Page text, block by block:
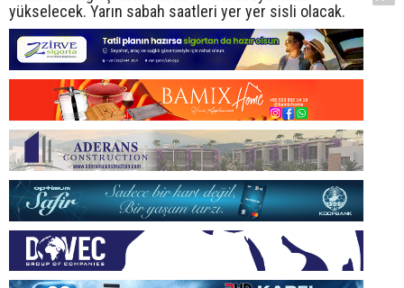
yükselecek. Yarın sabah saatleri yer yer sisli olacak.